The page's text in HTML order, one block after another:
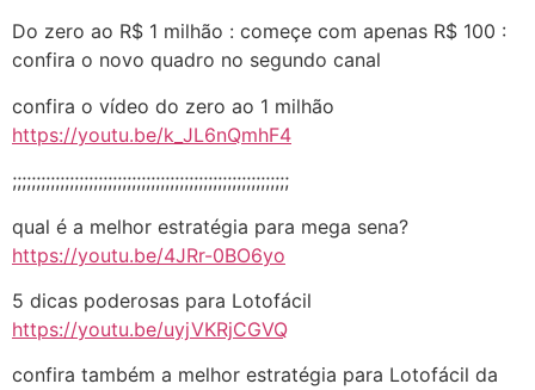
Do zero ao R$ 1 milhão : começe com apenas R$ 100 :
confira o novo quadro no segundo canal
confira o vídeo do zero ao 1 milhão
https://youtu.be/k_JL6nQmhF4
;;;;;;;;;;;;;;;;;;;;;;;;;;;;;;;;;;;;;;;;;;;;;;;;;;;;;;;;;;
qual é a melhor estratégia para mega sena?
https://youtu.be/4JRr-0BO6yo
5 dicas poderosas para Lotofácil
https://youtu.be/uyjVKRjCGVQ
confira também a melhor estratégia para Lotofácil da